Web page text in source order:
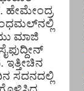
ಹೇಮೇಂದ್ರ
ಮಾಜಿ
ಸದನದಲ್ಲಿ